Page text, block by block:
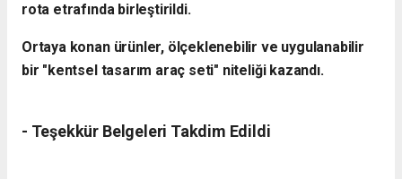
rota etrafında birleştirildi.
Ortaya konan ürünler, ölçeklenebilir ve uygulanabilir
bir "kentsel tasarım araç seti" niteliği kazandı.
- ​Teşekkür Belgeleri Takdim Edildi